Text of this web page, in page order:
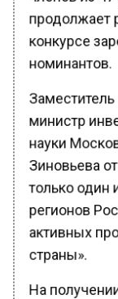
продолжает
конкурсе
номинантов.
министр
науки
Зиновьева
только
регионов
активных
страны».
На